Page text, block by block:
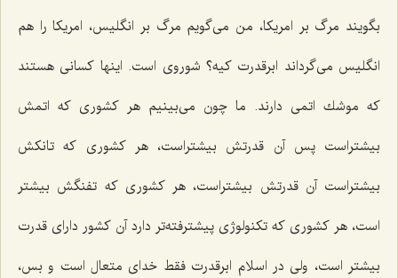
بگویند مرگ بر امریكا، من می‌گویم مرگ بر انگلیس، امریكا را هم
انگلیس می‌گرداند ابرقدرت كیه؟ شوروی است. اینها كسانی هستند
كه موشك اتمی دارند. ما چون می‌بینیم هر كشوری كه اتمش
بیشتراست پس آن قدرتش بیشتراست، هر كشوری كه تانكش
بیشتراست آن قدرتش بیشتراست، هر كشوری كه تفنگش بیشتر
است، هر كشوری كه تكنولوژی پیشترفته‌تر دارد آن كشور دارای قدرت
بیشتر است، ولی در اسلام ابرقدرت فقط خدای متعال است و بس،